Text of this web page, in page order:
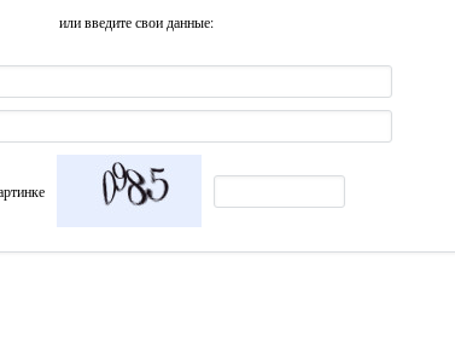
или введите свои данные: